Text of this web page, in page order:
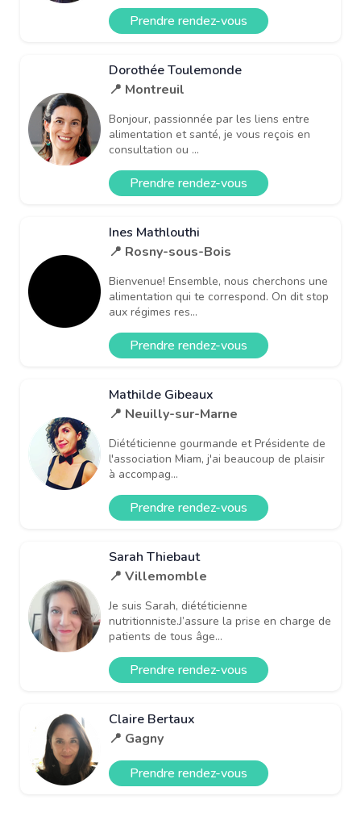
Prendre rendez-vous
Dorothée Toulemonde
📍 Montreuil
Bonjour, passionnée par les liens entre
alimentation et santé, je vous reçois en
consultation ou ...
Prendre rendez-vous
Ines Mathlouthi
📍 Rosny-sous-Bois
Bienvenue! Ensemble, nous cherchons une
alimentation qui te correspond. On dit stop
aux régimes res...
Prendre rendez-vous
Mathilde Gibeaux
📍 Neuilly-sur-Marne
Diététicienne gourmande et Présidente de
l'association Miam, j'ai beaucoup de plaisir
à accompag...
Prendre rendez-vous
Sarah Thiebaut
📍 Villemomble
Je suis Sarah, diététicienne
nutritionniste.J’assure la prise en charge de
patients de tous âge...
Prendre rendez-vous
Claire Bertaux
📍 Gagny
Prendre rendez-vous